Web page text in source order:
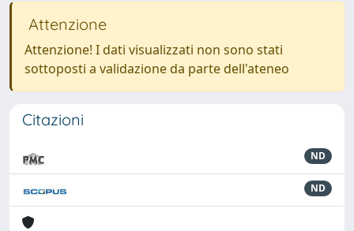
Attenzione
Attenzione! I dati visualizzati non sono stati
sottoposti a validazione da parte dell'ateneo
Citazioni
ND
ND